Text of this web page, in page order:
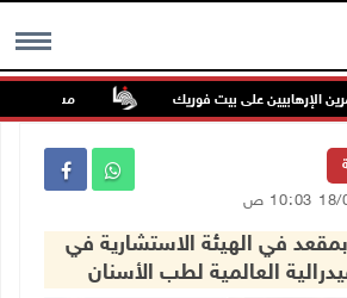
MENU على بيت فوريك مستعمر إرهابي
في الهيئة الاستشارية في
العالمية لطب الأسنان